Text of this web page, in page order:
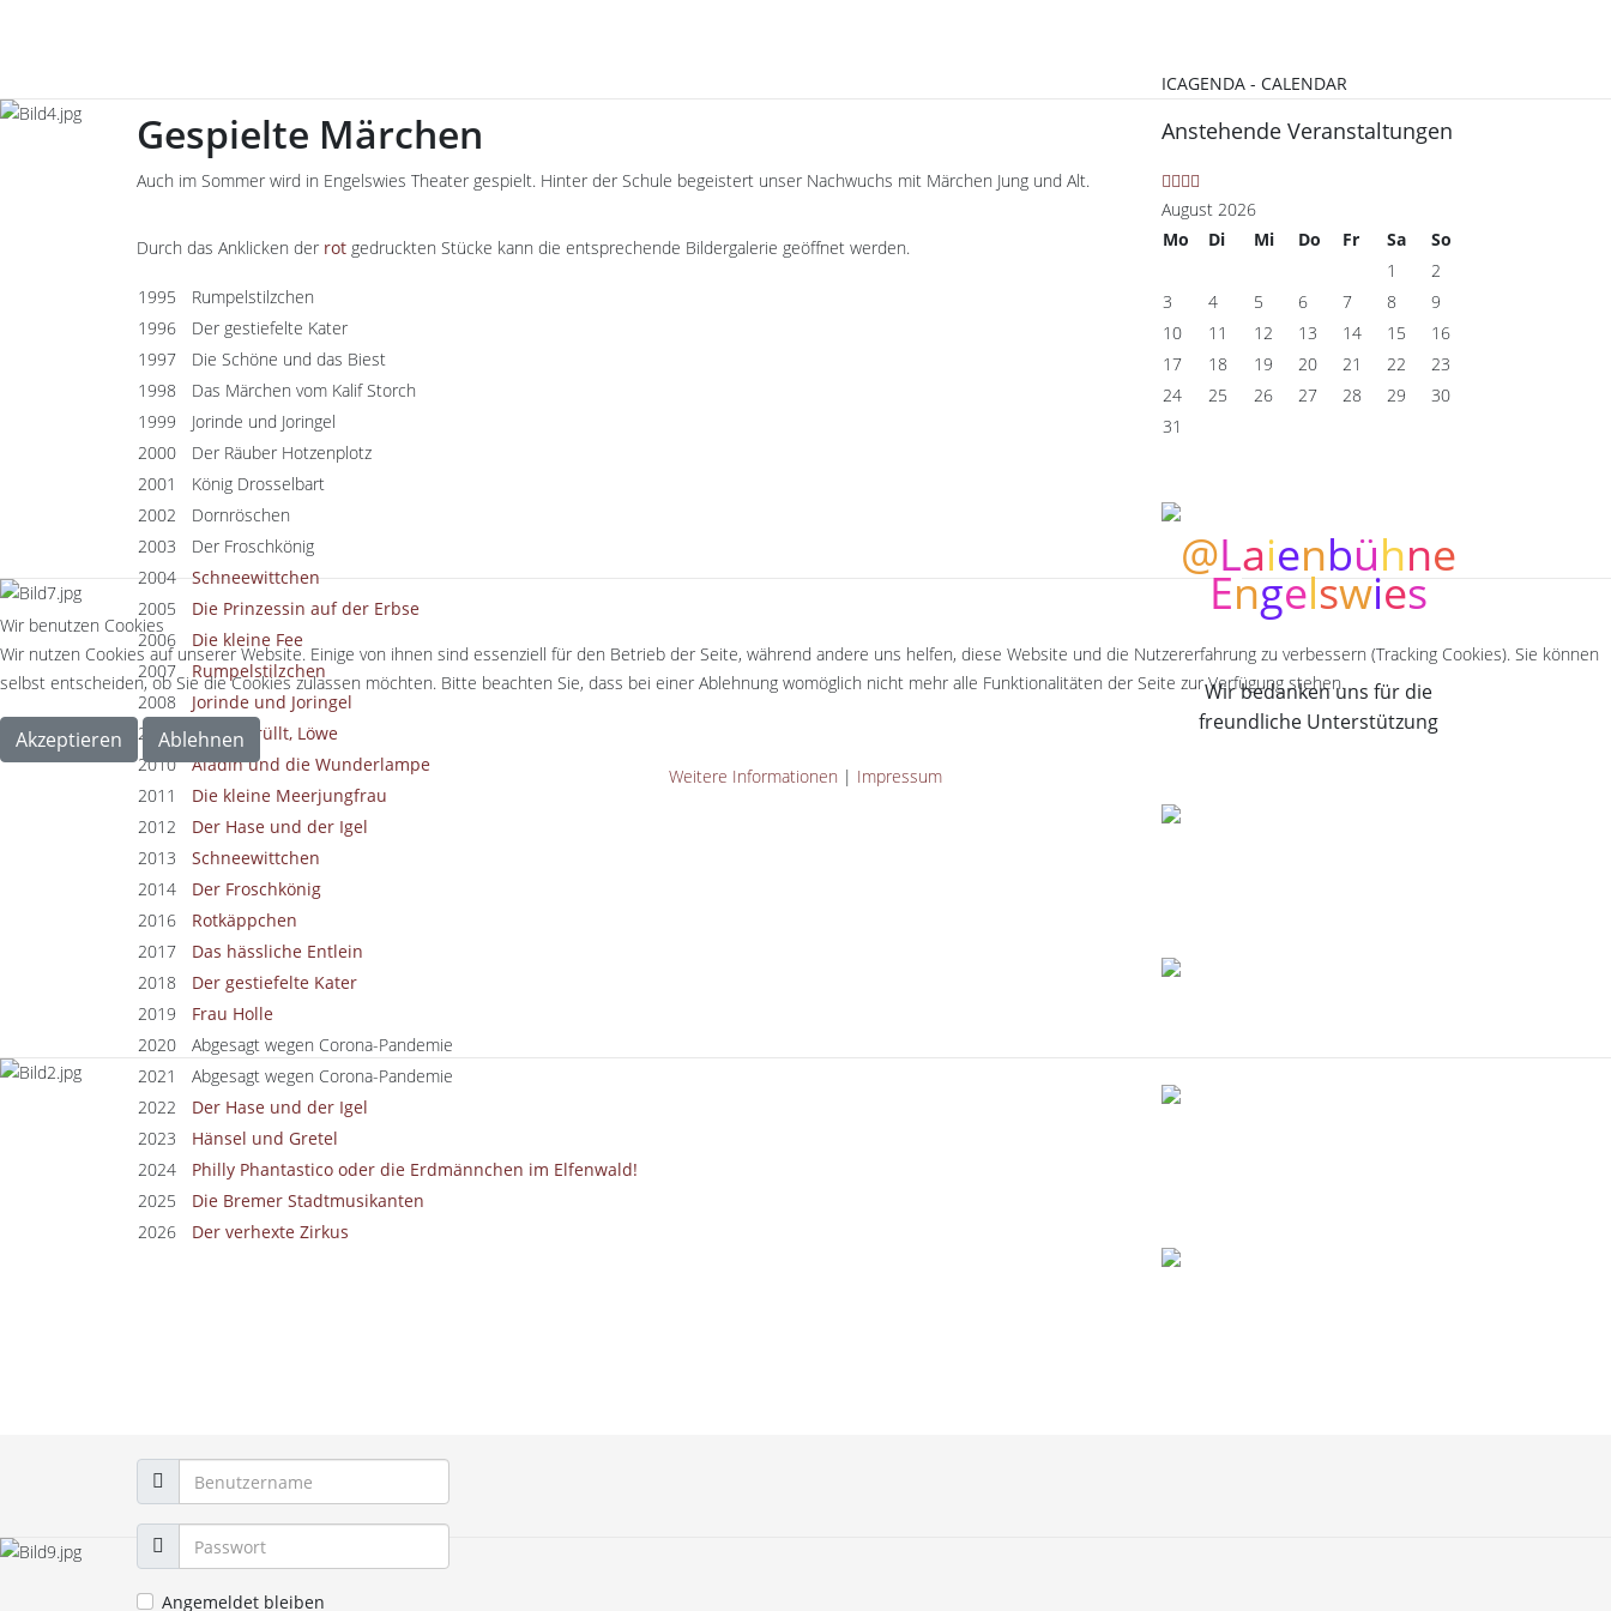
Gespielte Märchen
Auch im Sommer wird in Engelswies Theater gespielt. Hinter der Schule begeistert unser Nachwuchs mit Märchen Jung und Alt.
Durch das Anklicken der rot gedruckten Stücke kann die entsprechende Bildergalerie geöffnet werden.
1995
Rumpelstilzchen
1996
Der gestiefelte Kater
1997
Die Schöne und das Biest
1998
Das Märchen vom Kalif Storch
1999
Jorinde und Joringel
2000
Der Räuber Hotzenplotz
2001
König Drosselbart
2002
Dornröschen
2003
Der Froschkönig
2004
Schneewittchen
2005
Die Prinzessin auf der Erbse
2006
Die kleine Fee
2007
Rumpelstilzchen
2008
Jorinde und Joringel
2009
Gut gebrüllt, Löwe
2010
Aladin und die Wunderlampe
2011
Die kleine Meerjungfrau
2012
Der Hase und der Igel
2013
Schneewittchen
2014
Der Froschkönig
2016
Rotkäppchen
2017
Das hässliche Entlein
2018
Der gestiefelte Kater
2019
Frau Holle
2020
Abgesagt wegen Corona-Pandemie
2021
Abgesagt wegen Corona-Pandemie
2022
Der Hase und der Igel
2023
Hänsel und Gretel
2024
Philly Phantastico oder die Erdmännchen im Elfenwald!
2025
Die Bremer Stadtmusikanten
2026
Der verhexte Zirkus
ICAGENDA - CALENDAR
Anstehende Veranstaltungen
August 2026
Mo
Di Mi Do Fr Sa
So
1
2
3
4 5 6 7 8
9
10
11 12 13 14 15
16
17
18 19 20 21 22
23
24
25 26 27 28 29
30
31
@Laienbühne
Engelswies
Wir bedanken uns für die
freundliche Unterstützung
Angemeldet bleiben
Wir benutzen Cookies
Wir nutzen Cookies auf unserer Website. Einige von ihnen sind essenziell für den Betrieb der Seite, während andere uns helfen, diese Website und die Nutzererfahrung zu verbessern (Tracking Cookies). Sie können
selbst entscheiden, ob Sie die Cookies zulassen möchten. Bitte beachten Sie, dass bei einer Ablehnung womöglich nicht mehr alle Funktionalitäten der Seite zur Verfügung stehen.
Akzeptieren Ablehnen
Weitere Informationen | Impressum